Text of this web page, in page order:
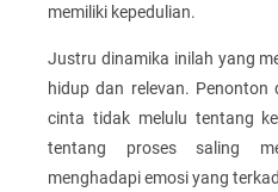
memiliki kepedulian.
Justru dinamika inilah yang
hidup dan relevan.
cinta tidak melulu tentang
tentang proses saling
menghadapi emosi yang